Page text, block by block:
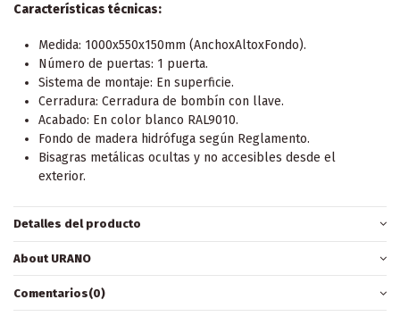
Características técnicas:
Medida: 1000x550x150mm (AnchoxAltoxFondo).
Número de puertas: 1 puerta.
Sistema de montaje: En superficie.
Cerradura: Cerradura de bombín con llave.
Acabado: En color blanco RAL9010.
Fondo de madera hidrófuga según Reglamento.
Bisagras metálicas ocultas y no accesibles desde el
exterior.
Detalles del producto
About URANO
Comentarios(0)